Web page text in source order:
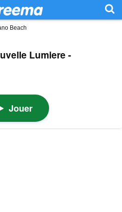
Beach
Lumiere -
Jouer